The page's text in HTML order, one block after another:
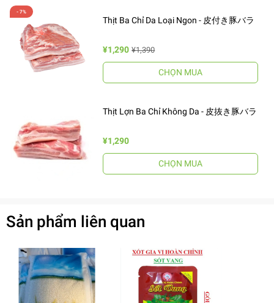
Thịt Ba Chỉ Da Loại Ngon - 皮付き豚バラ
¥1,290 ¥1,390
CHỌN MUA
Thịt Lợn Ba Chỉ Không Da - 皮抜き豚バラ
¥1,290
CHỌN MUA
Sản phẩm liên quan